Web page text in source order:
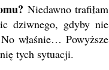
Niedawno trafiłam
dziwnego, gdyby nie
No właśnie… Powyższe
tych sytuacji.